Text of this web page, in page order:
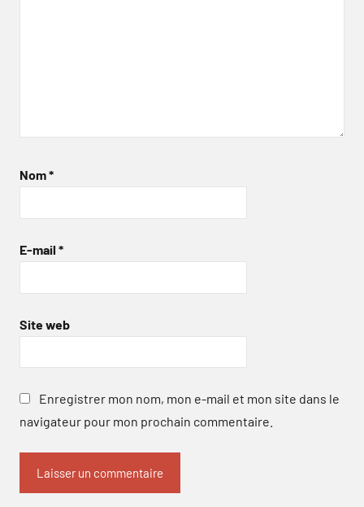
Nom*
E-mail *
Site web
Enregistrer mon nom, mon e-mail et mon site dans le
navigateur pour mon prochain commentaire.